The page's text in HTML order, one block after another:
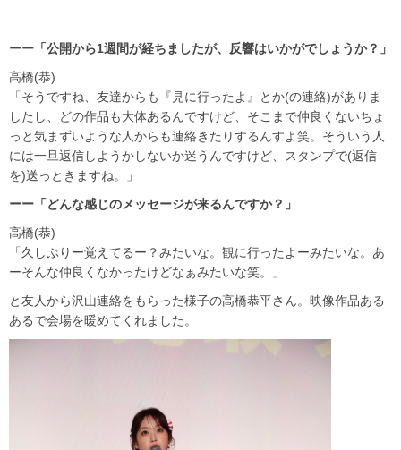
ーー「公開から1週間が経ちましたが、反響はいかがでしょうか？」
高橋(恭)
「そうですね、友達からも『見に行ったよ』とか(の連絡)がありま
したし、どの作品も大体あるんですけど、そこまで仲良くないちょ
っと気まずいような人からも連絡きたりするんすよ笑。そういう人
には一旦返信しようかしないか迷うんですけど、スタンプで(返信
を)送っときますね。」
ーー「どんな感じのメッセージが来るんですか？」
高橋(恭)
「久しぶりー覚えてるー？みたいな。観に行ったよーみたいな。あ
ーそんな仲良くなかったけどなぁみたいな笑。」
と友人から沢山連絡をもらった様子の高橋恭平さん。映像作品ある
あるで会場を暖めてくれました。